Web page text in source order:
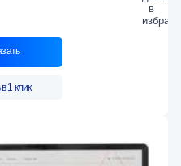
1 клик